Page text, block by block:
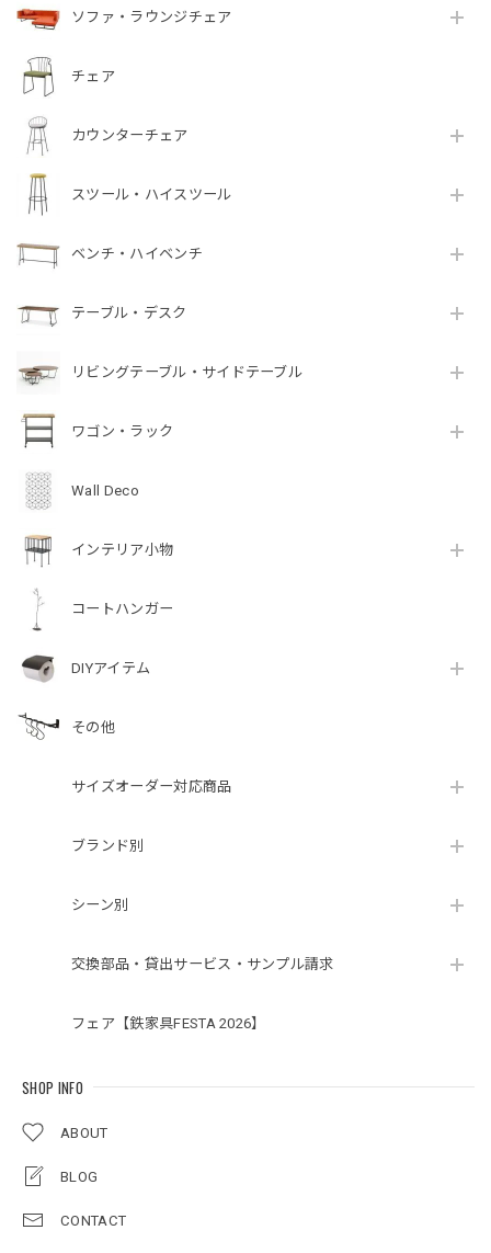
ソファ・ラウンジチェア
チェア
カウンターチェア
スツール・ハイスツール
ベンチ・ハイベンチ
テーブル・デスク
リビングテーブル・サイドテーブル
ワゴン・ラック
Wall Deco
インテリア小物
コートハンガー
DIYアイテム
その他
サイズオーダー対応商品
ブランド別
シーン別
交換部品・貸出サービス・サンプル請求
フェア【鉄家具FESTA 2026】
SHOP INFO
ABOUT
BLOG
CONTACT